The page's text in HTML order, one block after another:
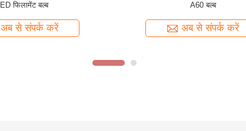
फिलामेंट बल्ब
अब से संपर्क करें
3000k फिलामेंट बल्ब
अब से संपर्क करें